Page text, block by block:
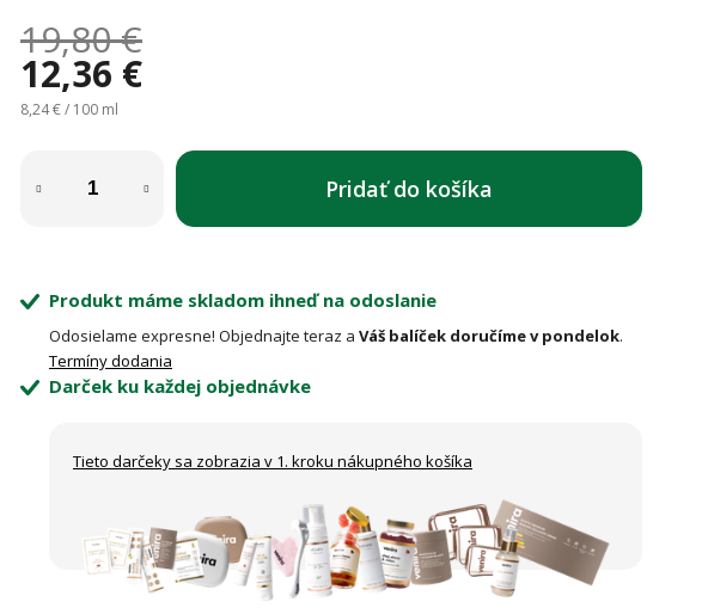
19,80 €
12,36 €
Jednotková cena:
8,24 € / 100 ml
Pridať do košíka
Produkt máme skladom ihneď na odoslanie
Odosielame expresne! Objednajte teraz a Váš balíček doručíme v pondelok.
Termíny dodania
Darček ku každej objednávke
Tieto darčeky sa zobrazia v 1. kroku nákupného košíka